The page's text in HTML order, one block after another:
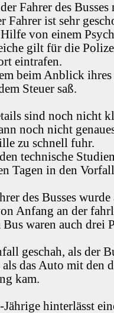
Fahrer des
Fahrer ist sehr
von einem
gilt für die
eintrafen.
beim Anblick
Steuer saß.
sind noch nicht
noch nicht
zu schnell fuhr.
technische
Tagen in den
des Busses
Anfang an der
waren auch drei
geschah, als der
das Auto mit den
kam.
Jährige hinterlässt